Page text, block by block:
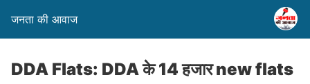
जनता की आवाज
DDA Flats: DDA के 14 हजार new flats